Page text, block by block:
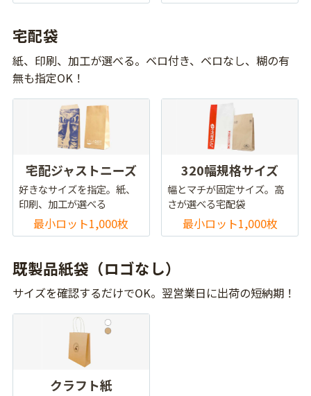
宅配袋
紙、印刷、加工が選べる。ベロ付き、ベロなし、糊の有
無も指定OK！
宅配ジャストニーズ
好きなサイズを指定。紙、
印刷、加工が選べる
最小ロット1,000枚
320幅規格サイズ
幅とマチが固定サイズ。高
さが選べる宅配袋
最小ロット1,000枚
既製品紙袋（ロゴなし）
サイズを確認するだけでOK。翌営業日に出荷の短納期！
クラフト紙